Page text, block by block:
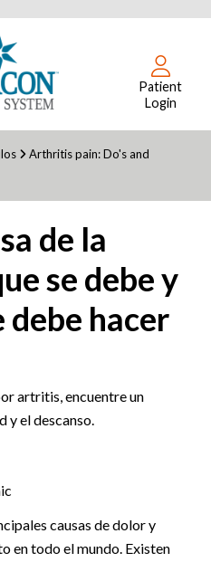
Patient
Login
Arthritis pain: Do's and
de la
se debe y
debe hacer
artritis, encuentre un
y el descanso.
causas de dolor y
en todo el mundo. Existen